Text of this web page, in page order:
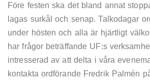
Före festen ska det bland annat
lagas surkål och senap. Talkodagar
under hösten och alla är hjärtligt
har frågor beträffande UF:s
intresserad av att delta i våra
kontakta ordförande Fredrik Palmén